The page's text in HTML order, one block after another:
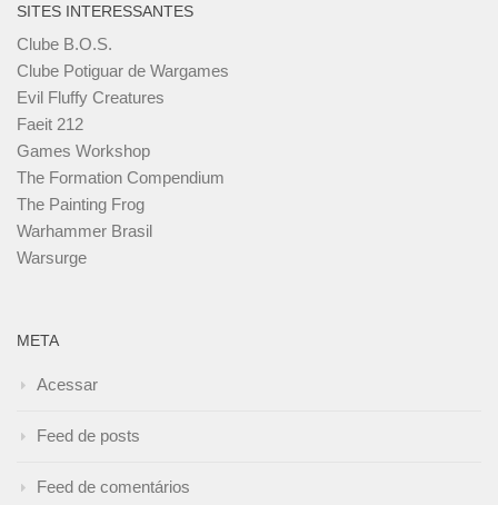
SITES INTERESSANTES
Clube B.O.S.
Clube Potiguar de Wargames
Evil Fluffy Creatures
Faeit 212
Games Workshop
The Formation Compendium
The Painting Frog
Warhammer Brasil
Warsurge
META
Acessar
Feed de posts
Feed de comentários